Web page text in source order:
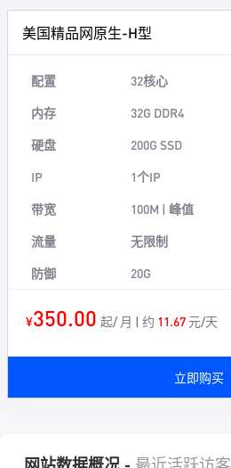
美国精品网原生-H型
配置 32核心
内存
32G DDR4
硬盘
200G SSD
IP
1个IP
带宽
100M | 峰值
流量
无限制
防御
20G
¥350.00 起/ 月 | 约 11.67元/天
立即购买